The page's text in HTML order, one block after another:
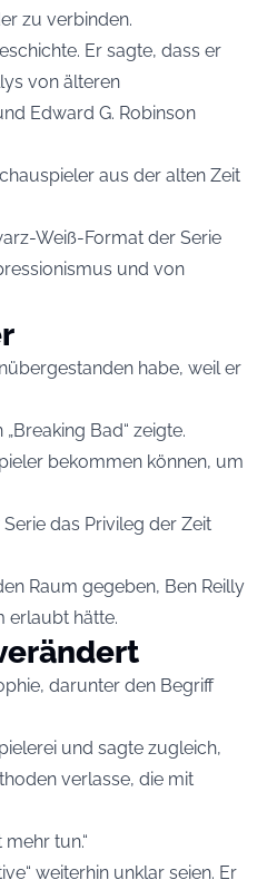
zu verbinden.
Er sagte, dass er
von älteren
Edward G. Robinson
aus der alten Zeit
Weiß-Format der Serie
und von
habe, weil er
Bad“ zeigte.
bekommen können, um
das Privileg der Zeit
Raum gegeben, Ben Reilly
erlaubt hätte.
darunter den Begriff
und sagte zugleich,
verlasse, die mit
tun.“
weiterhin unklar seien. Er